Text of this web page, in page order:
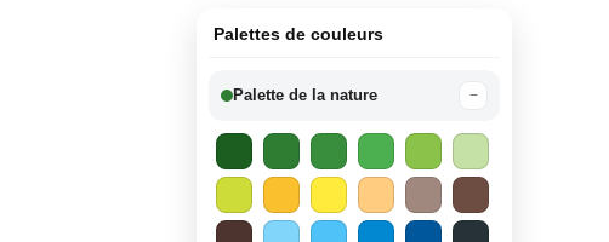
Palettes de couleurs
Palette de la nature −